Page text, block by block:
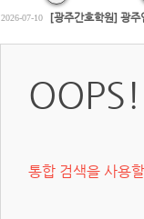
2026-07-10 [광주간호학원] 광
2026-07-10 [광주간호학원] 광주
2026-03-25 전원합격!! 2026년
OOPS!
통합 검색을 사용